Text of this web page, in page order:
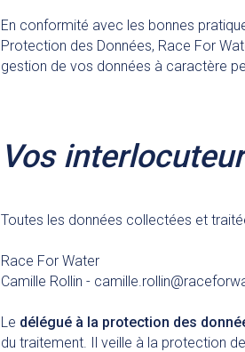
En conformité avec les bonnes
Protection des Données, Race For
gestion de vos données à caractère
Vos
Toutes les données collectées et
Race For Water
Camille Rollin -
Le délégué à la protection des
du traitement. Il veille à la protection